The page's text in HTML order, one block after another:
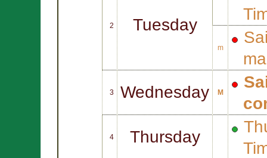
2 Tuesday
m
3 Wednesday M
4 Thursday